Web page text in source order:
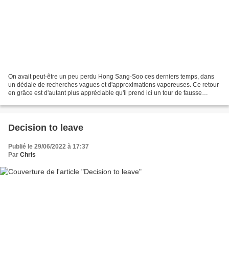
On avait peut-être un peu perdu Hong Sang-Soo ces derniers temps, dans
un dédale de recherches vagues et d'approximations vaporeuses. Ce retour
en grâce est d'autant plus appréciable qu'il prend ici un tour de fausse
Decision to leave
Publié le 29/06/2022 à 17:37
Par Chris